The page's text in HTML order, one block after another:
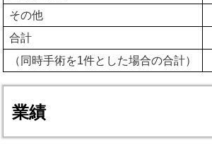
その他
合計
（同時手術を1件とした場合の合計）
業績